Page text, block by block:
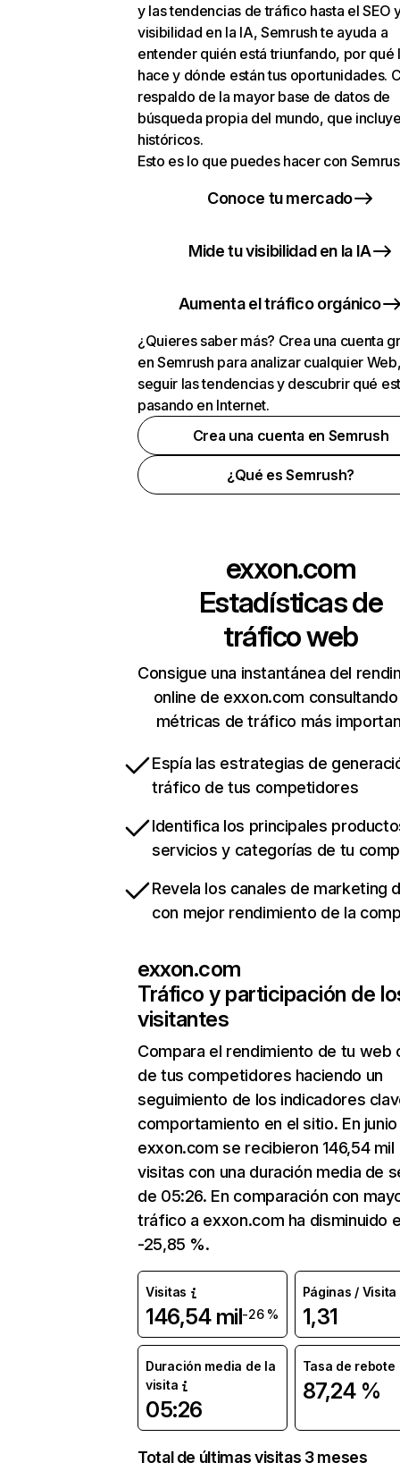
y las tendencias de tráfico hasta el SEO
visibilidad en la IA, Semrush te ayuda a
entender quién está triunfando, por qué
hace y dónde están tus oportunidades.
respaldo de la mayor base de datos de
búsqueda propia del mundo, que
históricos.
Esto es lo que puedes hacer con
Conoce tu mercado
Mide tu visibilidad en la IA
Aumenta el tráfico orgánico
¿Quieres saber más? Crea una cuenta
en Semrush para analizar cualquier
seguir las tendencias y descubrir qué
pasando en Internet.
Crea una cuenta en Semrush
¿Qué es Semrush?
exxon.com
Estadísticas de
tráfico web
Consigue una instantánea del
online de exxon.com
métricas de tráfico más
Espía las estrategias de
tráfico de tus competidores
Identifica los principales
servicios y categorías de tu
Revela los canales de marketing
con mejor rendimiento de la
exxon.com
Tráfico y participación de
visitantes
Compara el rendimiento de tu web
de tus competidores haciendo un
seguimiento de los indicadores
comportamiento en el sitio. En junio
exxon.com se recibieron 146,54 mil
visitas con una duración media de
de 05:26. En comparación con
tráfico a exxon.com ha disminuido
-25,85 %.
Visitas
146,54 mil-26 %
Páginas / Visita
1,31
Duración media de la
visita
05:26
Tasa de rebote
87,24 %
Total de últimas visitas 3 meses